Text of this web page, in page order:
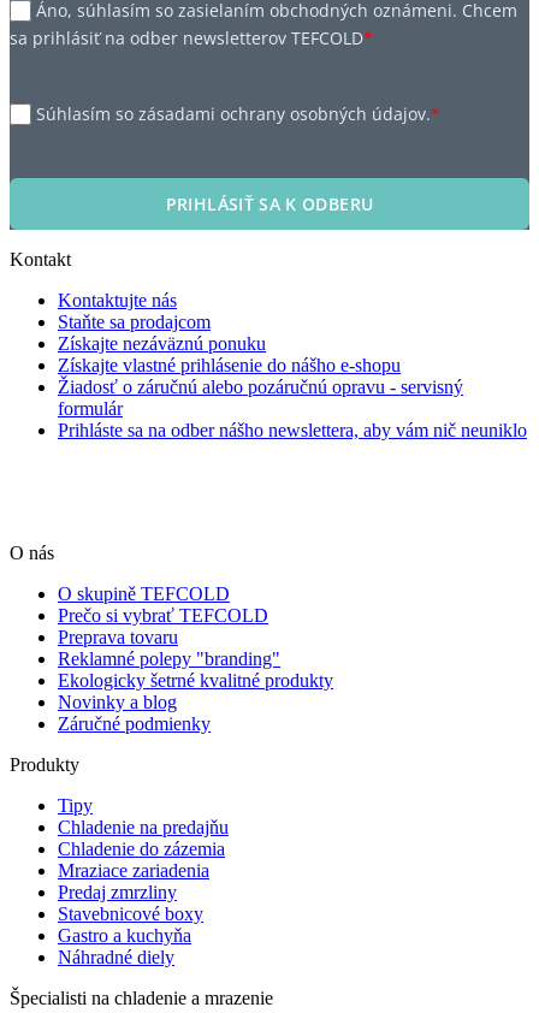
Áno, súhlasím so zasielaním obchodných oznámeni. Chcem
sa prihlásiť na odber newsletterov TEFCOLD*
Súhlasím so zásadami ochrany osobných údajov.*
PRIHLÁSIŤ SA K ODBERU
Kontakt
Kontaktujte nás
Staňte sa prodajcom
Získajte nezáväznú ponuku
Získajte vlastné prihlásenie do nášho e-shopu
Žiadosť o záručnú alebo pozáručnú opravu - servisný
formulár
Prihláste sa na odber nášho newslettera, aby vám nič neuniklo
O nás
O skupině TEFCOLD
Prečo si vybrať TEFCOLD
Preprava tovaru
Reklamné polepy "branding"
Ekologicky šetrné kvalitné produkty
Novinky a blog
Záručné podmienky
Produkty
Tipy
Chladenie na predajňu
Chladenie do zázemia
Mraziace zariadenia
Predaj zmrzliny
Stavebnicové boxy
Gastro a kuchyňa
Náhradné diely
Špecialisti na chladenie a mrazenie